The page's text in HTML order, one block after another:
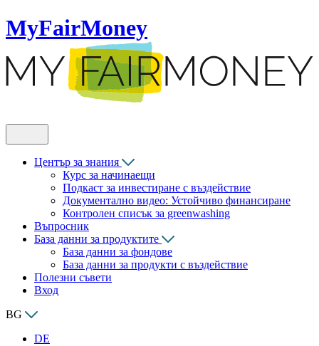
MyFairMoney
Център за знания
Курс за начинаещи
Подкаст за инвестиране с въздействие
Документално видео: Устойчиво финансиране
Контролен списък за greenwashing
Въпросник
База данни за продуктите
База данни за фондове
База данни за продукти с въздействие
Полезни съвети
Вход
BG
DE